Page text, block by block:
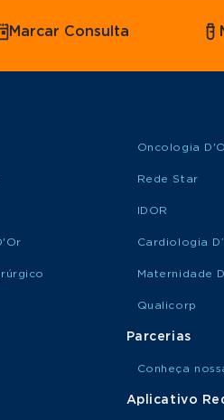
Marcar Consulta
Oncologia
Rede Star
IDOR
Cardiologia
Maternidade
Qualicorp
Parcerias
Conheça
Aplicativo